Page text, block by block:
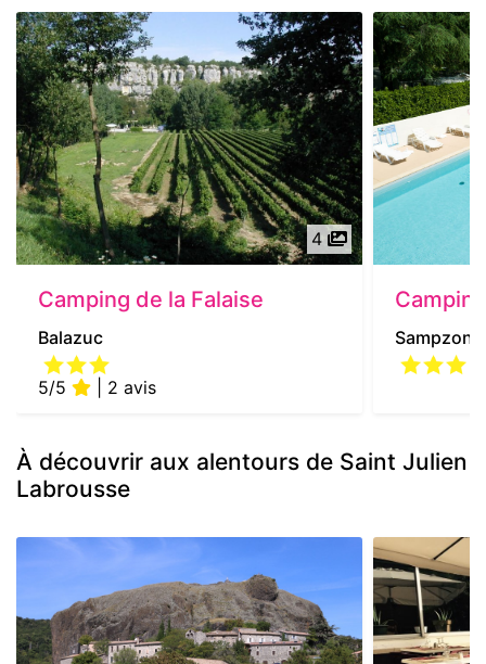
4
Camping de la Falaise
Balazuc
5/5 | 2 avis
Sampzon
À découvrir aux alentours de Saint Julien
Labrousse